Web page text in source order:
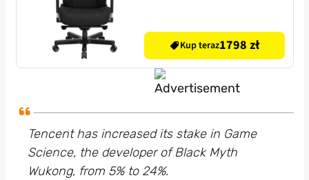
Kup teraz1798 zł
Tencent has increased its stake in Game
Science, the developer of Black Myth
Wukong, from 5% to 24%.